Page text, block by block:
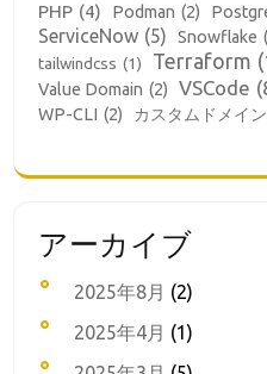
PHP (4) Podman (2)
ServiceNow (5) Snowflake
tailwindcss (1) Terraform
Value Domain (2) VSCode
WP-CLI (2) カスタムドメイン
アーカイブ
2025年8月 (2)
2025年4月 (1)